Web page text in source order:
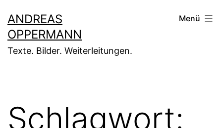
Inhalt
springen
ANDREAS
OPPERMANN
Texte. Bilder. Weiterleitungen.
Menü
Schlagwort: